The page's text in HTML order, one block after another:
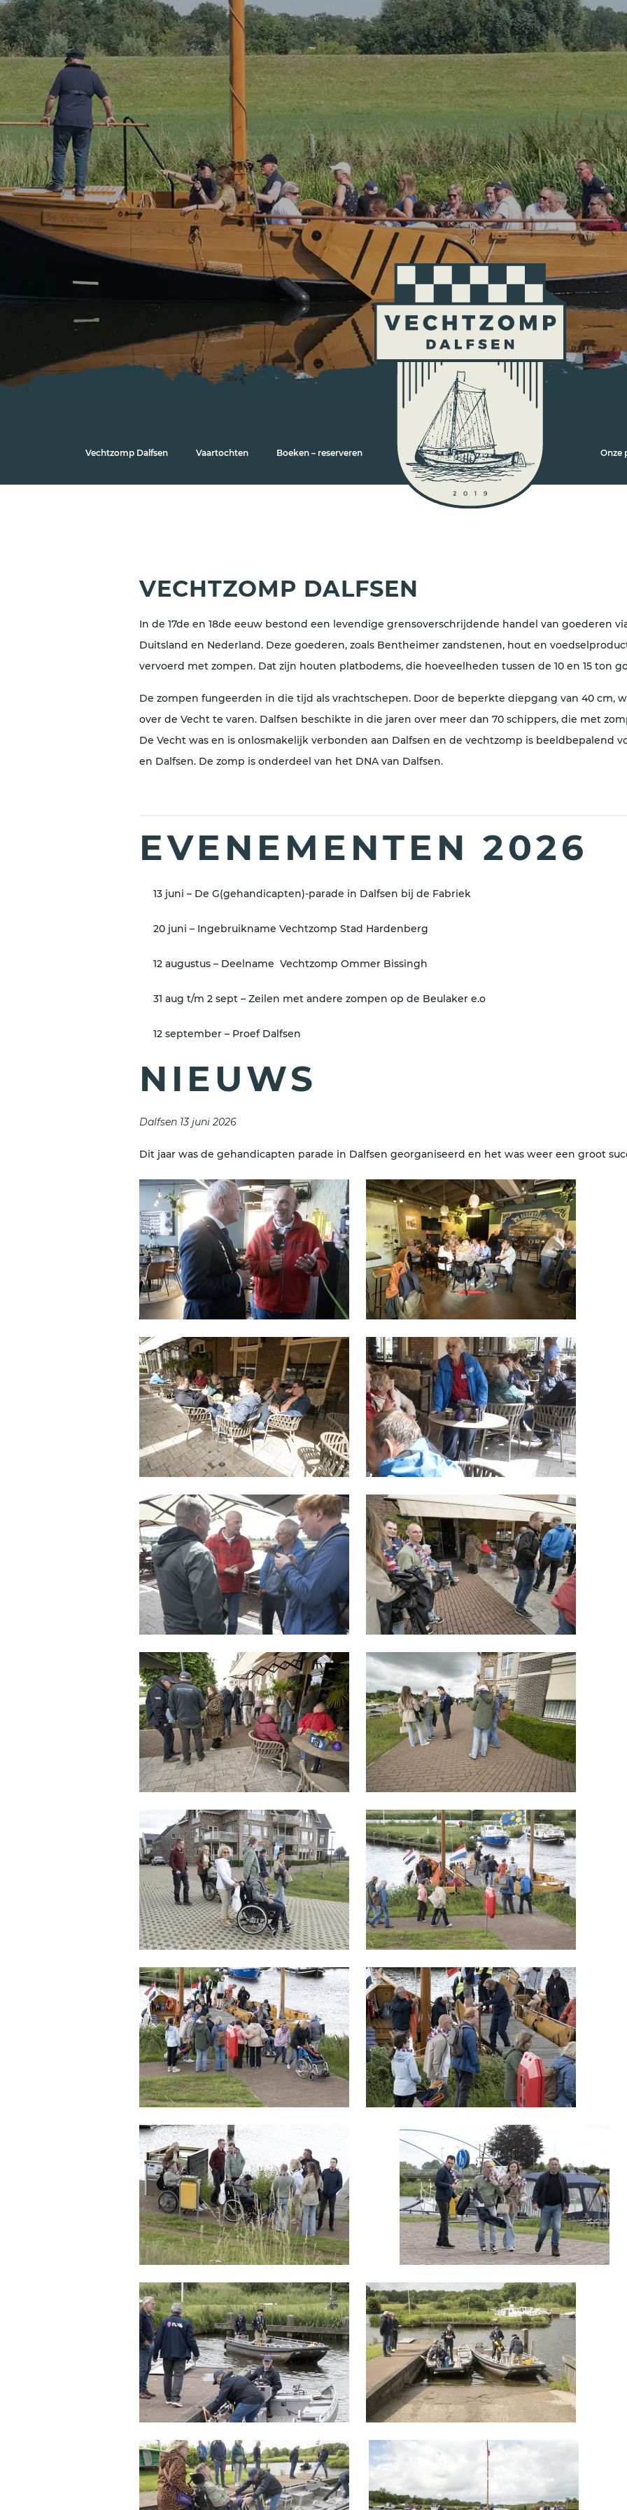
Vechtzomp Dalfsen Vaartochten Boeken – reserveren Onze
VECHTZOMP DALFSEN
In de 17de en 18de eeuw bestond een levendige grensoverschrijdende handel van goederen
Duitsland en Nederland. Deze goederen, zoals Bentheimer zandstenen, hout en
vervoerd met zompen. Dat zijn houten platbodems, die hoeveelheden tussen de 10 en 15 ton
De zompen fungeerden in die tijd als vrachtschepen. Door de beperkte diepgang van 40 cm,
over de Vecht te varen. Dalfsen beschikte in die jaren over meer dan 70 schippers, die met
De Vecht was en is onlosmakelijk verbonden aan Dalfsen en de vechtzomp is beeldbepalend
en Dalfsen. De zomp is onderdeel van het DNA van Dalfsen.
EVENEMENTEN 2026
13 juni – De G(gehandicapten)-parade in Dalfsen bij de Fabriek
20 juni – Ingebruikname Vechtzomp Stad Hardenberg
12 augustus – Deelname Vechtzomp Ommer Bissingh
31 aug t/m 2 sept – Zeilen met andere zompen op de Beulaker e.o
12 september – Proef Dalfsen
NIEUWS
Dalfsen 13 juni 2026
Dit jaar was de gehandicapten parade in Dalfsen georganiseerd en het was weer een groot